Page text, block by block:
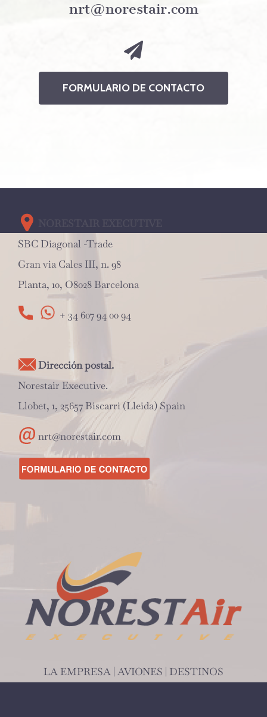
nrt@norestair.com
FORMULARIO DE CONTACTO
SBC Diagonal -Trade
Gran via Cales III, n. 98
Planta, 10, O8028 Barcelona
+ 34 607 94 00 94
Dirección postal.
Norestair Executive.
Llobet, 1, 25657 Biscarri (Lleida) Spain
nrt@norestair.com
LA EMPRESA | AVIONES | DESTINOS